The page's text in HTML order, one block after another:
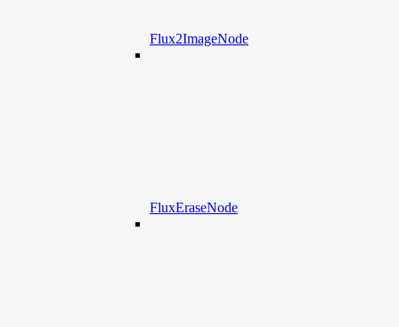
Flux2ImageNode
FluxEraseNode